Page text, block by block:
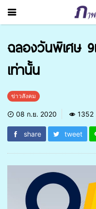
ฉลองวันพิเศษ
เท่านั้น
ข่าวสังคม
08 ก.ย. 2020 1352
share tweet